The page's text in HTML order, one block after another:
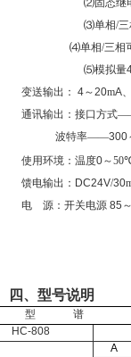
⑵固态继
⑶单相/
⑷单相/三相
⑸模拟量
变送输出： 4～20mA、
通讯输出：接口方式
波特率——300
使用环境：温度0～
馈电输出： DC24V/30
电
源：开关电源85 ～
四、型号说明
型
谱
HC-808
A